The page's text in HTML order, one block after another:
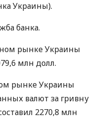
Украины).
банка.
рынке Украины
млн долл.
рынке Украины
валют за гривну
2270,8 млн